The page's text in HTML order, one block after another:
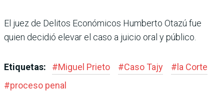
El juez de Delitos Econó­micos Humberto Otazú fue
quien decidió elevar el caso a juicio oral y público.
Etiquetas: #Miguel Prieto #Caso Tajy #la Corte
#proceso penal